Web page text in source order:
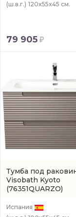
(ш.в.г.) 120x55x45 см.
79 905
Тумба под
Visobath Kyoto
(76351QUARZO)
Испания